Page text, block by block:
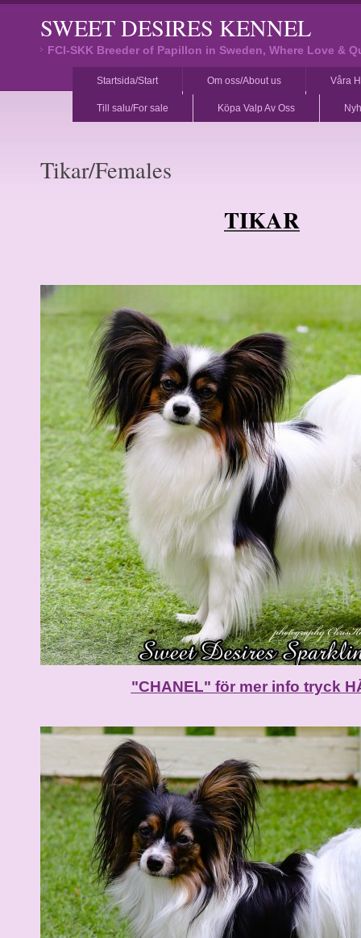
SWEET DESIRES KENNEL
FCI-SKK Breeder of Papillon in Sweden, Where Love &
Startsida/Start Om oss/About us Våra
Till salu/For sale Köpa Valp Av Oss
Tikar/Females
TIKAR
"CHANEL" för mer info tryck